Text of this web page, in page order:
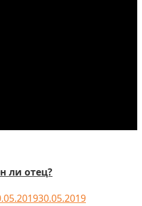
ли отец?
30.05.2019